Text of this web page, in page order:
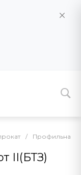
/ Профильная
II(БТЗ)